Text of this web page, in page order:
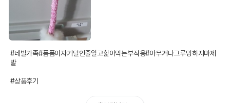
#네발가족#폼폼이자기털인줄알고핥아먹는부작용#아무거나그루밍하지마제
발
#상품후기